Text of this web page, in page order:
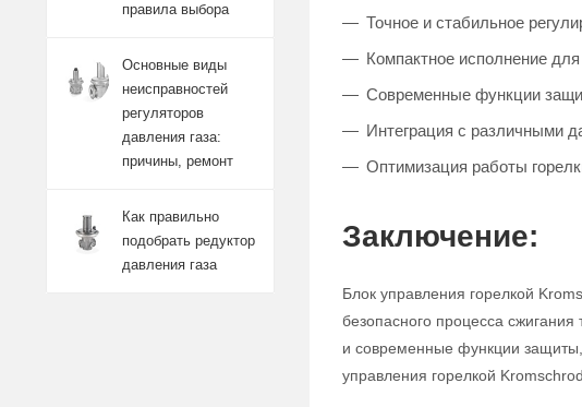
Точное и стабильное
Компактное исполнение для
Современные функции
Интеграция с различными
Оптимизация работы
Заключение:
Блок управления горелкой
безопасного процесса
и современные функции
управления горелкой
правила выбора
Основные виды
неисправностей
регуляторов
давления газа:
причины, ремонт
Как правильно
подобрать редуктор
давления газа